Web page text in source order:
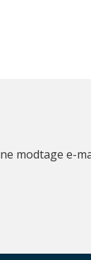
modtage e-